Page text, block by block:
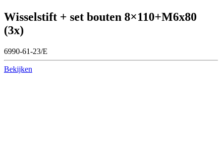
Wisselstift + set bouten 8×110+M6x80
(3x)
6990-61-23/E
Bekijken